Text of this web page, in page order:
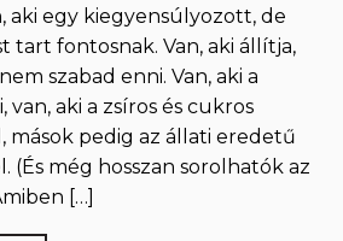
aki egy kiegyensúlyozott, de
tart fontosnak. Van, aki állítja,
szabad enni. Van, aki a
aki a zsíros és cukros
mások pedig az állati eredetű
(És még hosszan sorolhatók az
[…]